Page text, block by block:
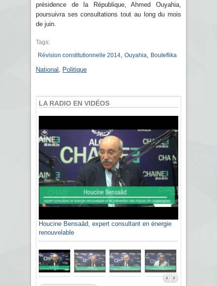
présidence de la République, Ahmed Ouyahia,
poursuivra ses consultations tout au long du mois
de juin.
Tags:
Révision constitutionnelle 2014 Ouyahia Bouteflika
National Politique
LA RADIO EN VIDÉOS
Houcine Bensaâd, expert consultant en énergie
renouvelable